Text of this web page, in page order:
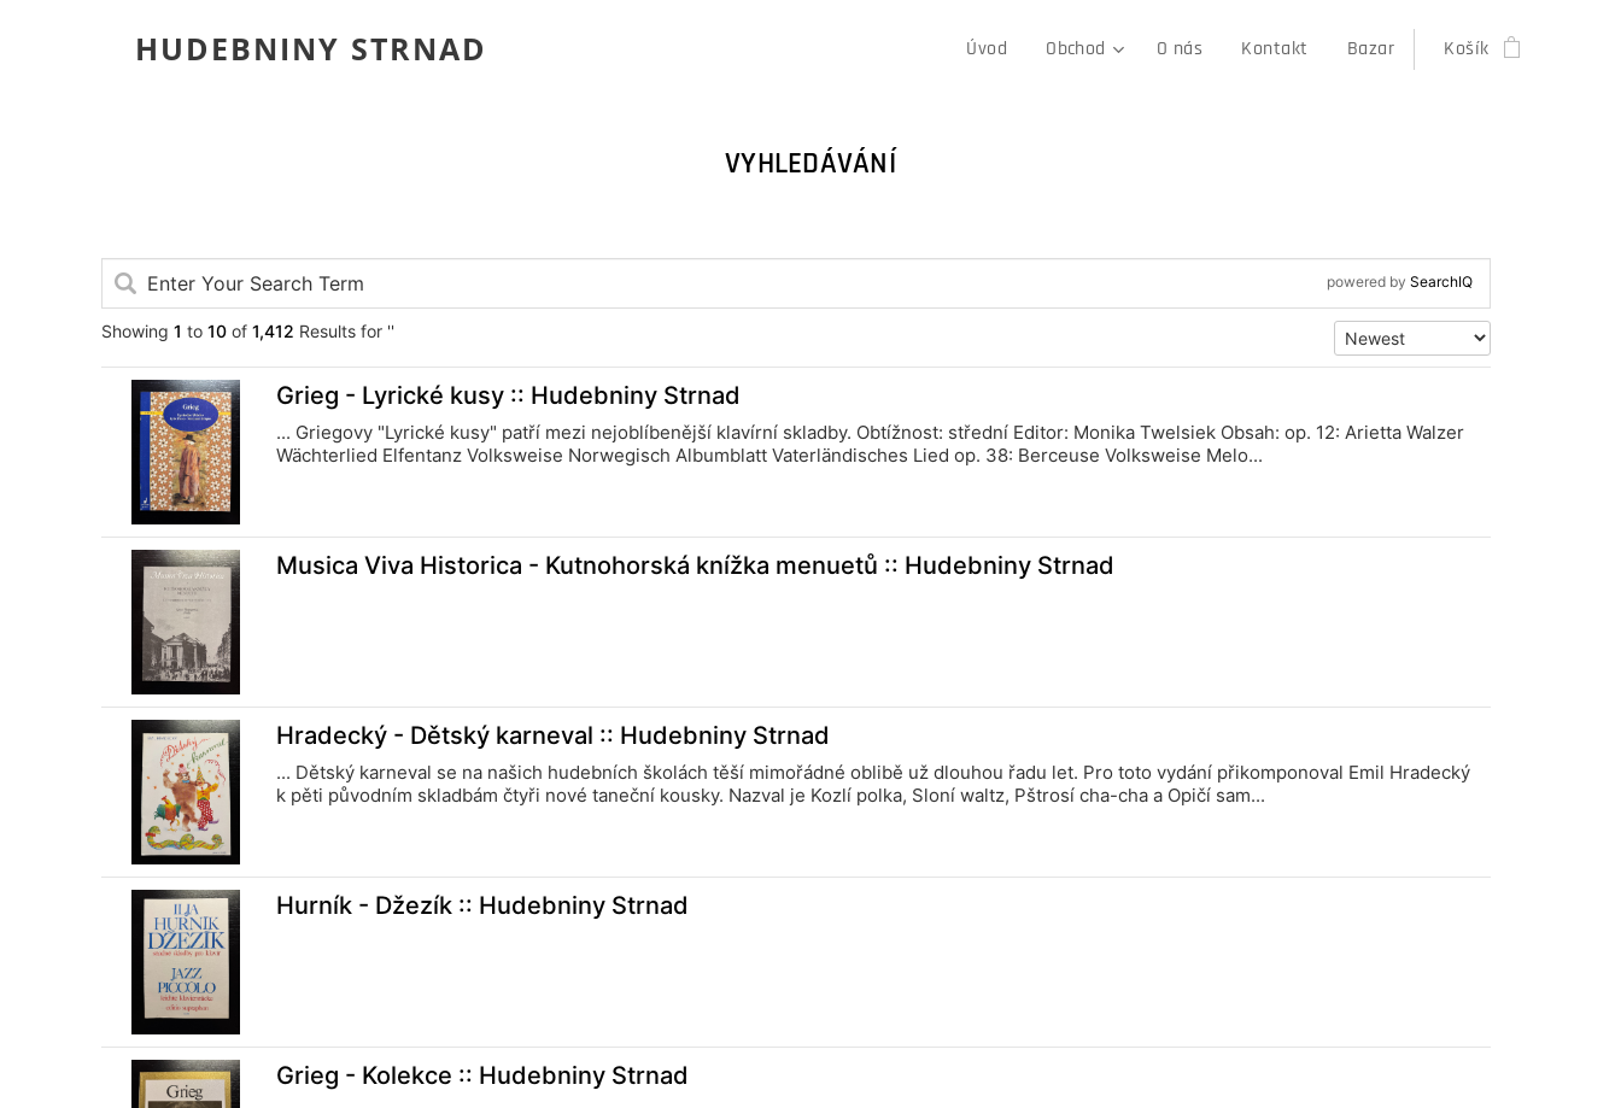
HUDEBNINY STRNAD Úvod Obchod O nás Kontakt Bazar Košík
VYHLEDÁVÁNÍ
powered by SearchIQt
i
s
l
b
Showing 1 to 10 of 1,412 Results for ''
Grieg - Lyrické kusy :: Hudebniny Strnad
... Griegovy "Lyrické kusy" patří mezi nejoblíbenější klavírní skladby. Obtížnost: střední Editor: Monika Twelsiek Obsah: op. 12: Arietta Walzer
Wächterlied Elfentanz Volksweise Norwegisch Albumblatt Vaterländisches Lied op. 38: Berceuse Volksweise Melo...
Musica Viva Historica - Kutnohorská knížka menuetů :: Hudebniny Strnad
Hradecký - Dětský karneval :: Hudebniny Strnad
... Dětský karneval se na našich hudebních školách těší mimořádné oblibě už dlouhou řadu let. Pro toto vydání přikomponoval Emil Hradecký
k pěti původním skladbám čtyři nové taneční kousky. Nazval je Kozlí polka, Sloní waltz, Pštrosí cha-cha a Opičí sam...
Hurník - Džezík :: Hudebniny Strnad
Grieg - Kolekce :: Hudebniny Strnad